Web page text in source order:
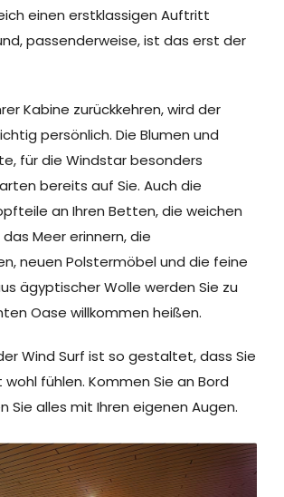
einen erstklassigen Auftritt
passenderweise, ist das erst der
Kabine zurückkehren, wird der
persönlich. Die Blumen und
für die Windstar besonders
bereits auf Sie. Auch die
an Ihren Betten, die weichen
Meer erinnern, die
neuen Polstermöbel und die feine
ägyptischer Wolle werden Sie zu
Oase willkommen heißen.
Wind Surf ist so gestaltet, dass Sie
fühlen. Kommen Sie an Bord
Sie alles mit Ihren eigenen Augen.